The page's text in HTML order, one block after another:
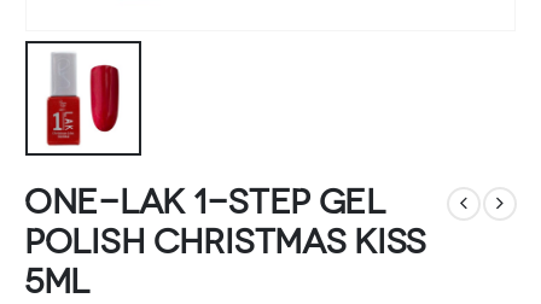
One-LAK 1-step gel
polish Christmas kiss
5ml